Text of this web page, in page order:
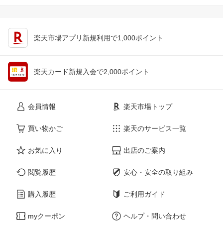
楽天市場アプリ新規利用で1,000ポイント
楽天カード新規入会で2,000ポイント
会員情報
買い物かご
お気に入り
閲覧履歴
購入履歴
myクーポン
楽天市場トップ
楽天のサービス一覧
出店のご案内
安心・安全の取り組み
ご利用ガイド
ヘルプ・問い合わせ